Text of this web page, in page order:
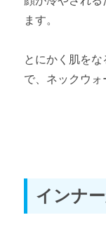
ます。
とにかく肌を
で、ネックウォ
インナ